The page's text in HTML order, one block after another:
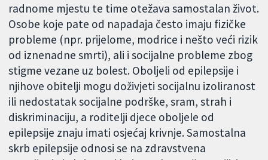
radnome mjestu te time otežava samostalan život.
Osobe koje pate od napadaja često imaju fizičke
probleme (npr. prijelome, modrice i nešto veći rizik
od iznenadne smrti), ali i socijalne probleme zbog
stigme vezane uz bolest. Oboljeli od epilepsije i
njihove obitelji mogu doživjeti socijalnu izoliranost
ili nedostatak socijalne podrške, sram, strah i
diskriminaciju, a roditelji djece oboljele od
epilepsije znaju imati osjećaj krivnje. Samostalna
skrb epilepsije odnosi se na zdravstvena